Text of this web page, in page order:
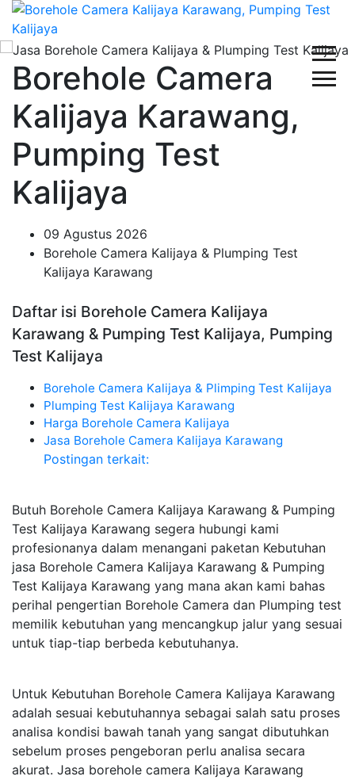
Borehole Camera
Kalijaya Karawang,
Pumping Test
Kalijaya
09 Agustus 2026
Borehole Camera Kalijaya & Plumping Test
Kalijaya Karawang
Daftar isi Borehole Camera Kalijaya
Karawang & Pumping Test Kalijaya, Pumping
Test Kalijaya
Borehole Camera Kalijaya & Plimping Test Kalijaya
Plumping Test Kalijaya Karawang
Harga Borehole Camera Kalijaya
Jasa Borehole Camera Kalijaya Karawang
Postingan terkait:
Butuh Borehole Camera Kalijaya Karawang & Pumping
Test Kalijaya Karawang segera hubungi kami
profesionanya dalam menangani paketan Kebutuhan
jasa Borehole Camera Kalijaya Karawang & Pumping
Test Kalijaya Karawang yang mana akan kami bahas
perihal pengertian Borehole Camera dan Plumping test
memilik kebutuhan yang mencangkup jalur yang sesuai
untuk tiap-tiap berbeda kebutuhanya.
Untuk Kebutuhan Borehole Camera Kalijaya Karawang
adalah sesuai kebutuhannya sebagai salah satu proses
analisa kondisi bawah tanah yang sangat dibutuhkan
sebelum proses pengeboran perlu analisa secara
akurat. Jasa borehole camera Kalijaya Karawang